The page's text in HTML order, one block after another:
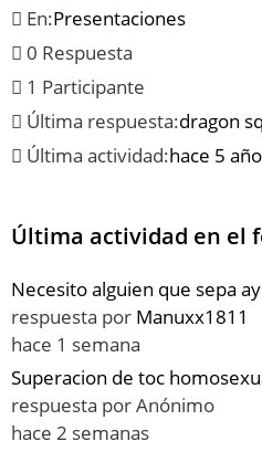
En:Presentaciones
0 Respuesta
1 Participante
Última respuesta:dragon sq
Última actividad:hace 5
Última actividad en el
Necesito alguien que sepa
respuesta por Manuxx1811
hace 1 semana
Superacion de toc
respuesta porAnónimo
hace 2 semanas